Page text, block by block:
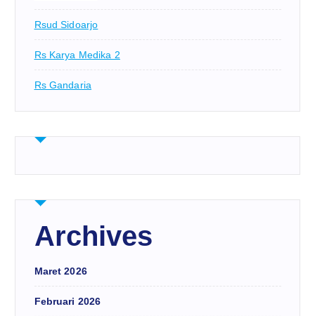
Rsud Sidoarjo
Rs Karya Medika 2
Rs Gandaria
Archives
Maret 2026
Februari 2026